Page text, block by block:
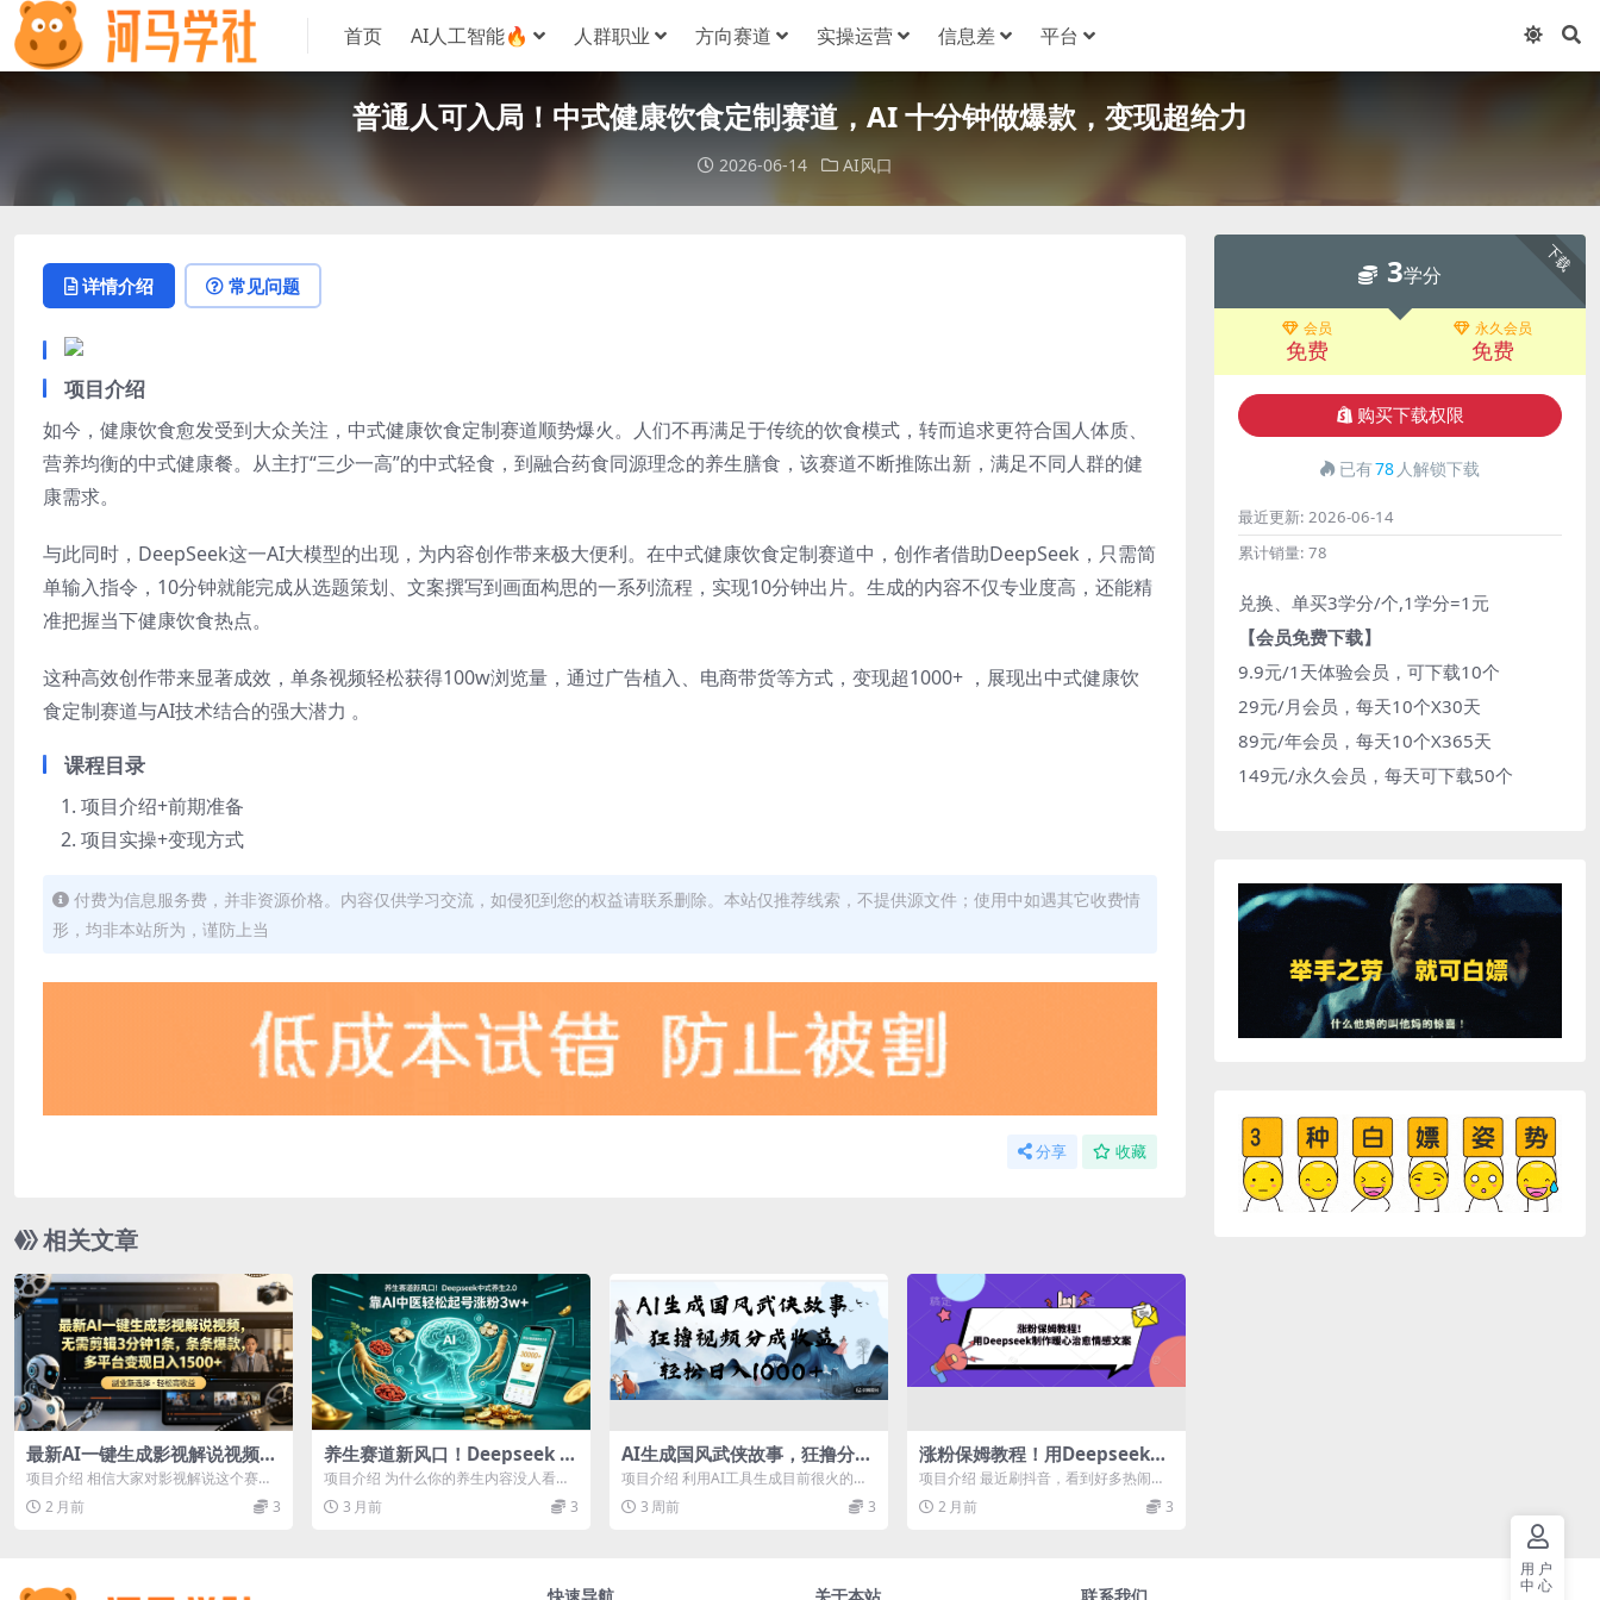
首页 AI人工智能🔥 人群职业 方向赛道 实操运营 信息差 平台
普通人可入局！中式健康饮食定制赛道，AI 十分钟做爆款，变现超给力
2026-06-14 AI风口
详情介绍 常见问题
项目介绍
如今，健康饮食愈发受到大众关注，中式健康饮食定制赛道顺势爆火。人们不再满足于传统的饮食模式，转而追求更符合国人体质、
营养均衡的中式健康餐。从主打“三少一高”的中式轻食，到融合药食同源理念的养生膳食，该赛道不断推陈出新，满足不同人群的健
康需求。
与此同时，DeepSeek这一AI大模型的出现，为内容创作带来极大便利。在中式健康饮食定制赛道中，创作者借助DeepSeek，只需简
单输入指令，10分钟就能完成从选题策划、文案撰写到画面构思的一系列流程，实现10分钟出片。生成的内容不仅专业度高，还能精
准把握当下健康饮食热点。
这种高效创作带来显著成效，单条视频轻松获得100w浏览量，通过广告植入、电商带货等方式，变现超1000+ ，展现出中式健康饮
食定制赛道与AI技术结合的强大潜力 。
课程目录
项目介绍+前期准备
项目实操+变现方式
付费为信息服务费，并非资源价格。内容仅供学习交流，如侵犯到您的权益请联系删除。本站仅推荐线索，不提供源文件；使用中如遇其它收费情
形，均非本站所为，谨防上当
分享 收藏
相关文章
最新AI一键生成影视解说视频，
无需剪辑3分钟1条，条条爆款，
多平台变现日入1500+
项目介绍 相信大家对影视解说这个赛道
都不会陌生，这个赛道不管在那个平台
都会获得很...
2 月前 3
养生赛道新风口！Deepseek 中
式养生 2.0，靠 AI 中医轻松起
号涨粉 3w+
项目介绍 为什么你的养生内容没人看？
95%的人不知道： 小红书/抖音正在疯狂
推...3 月前 3
AI生成国风武侠故事，狂撸分成
视频收益，轻松日入1000+【可
多平台分发】！
项目介绍 利用AI工具生成目前很火的武
侠/玄幻类的视频，生成的视频国风精
美，原创...
3 周前 3
涨粉保姆教程！用Deepseek制
作暖心治愈情感文案！
项目介绍 最近刷抖音，看到好多热闹街
区拍摄人来人往的视频画面，搭配一段
情感文案，...
2 月前 3
下载
3学分
会员
免费
永久会员
免费
购买下载权限
已有78 人解锁下载
最近更新: 2026-06-14
累计销量: 78
兑换、单买3学分/个,1学分=1元
【会员免费下载】
9.9元/1天体验会员，可下载10个
29元/月会员，每天10个X30天
89元/年会员，每天10个X365天
149元/永久会员，每天可下载50个
用户
中心